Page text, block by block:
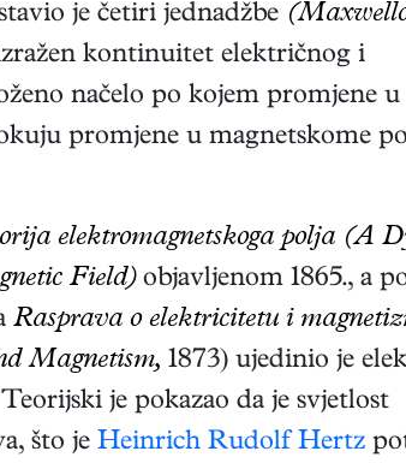
je četiri jednadžbe
kontinuitet električnog i
načelo po kojem promjene u
promjene u magnetskome
elektromagnetskoga polja (A
Field)objavljenom 1865., a
Rasprava o elektricitetu i
Magnetism, 1873) ujedinio je
je pokazao da je svjetlost
što je Heinrich Rudolf Hertz